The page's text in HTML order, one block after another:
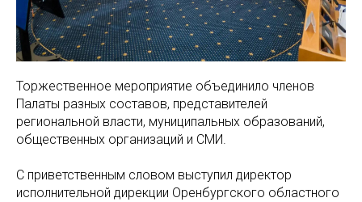
Торжественное мероприятие объединило членов
Палаты разных составов, представителей
региональной власти, муниципальных образований,
общественных организаций и СМИ.
С приветственным словом выступил директор
исполнительной дирекции Оренбургского областного